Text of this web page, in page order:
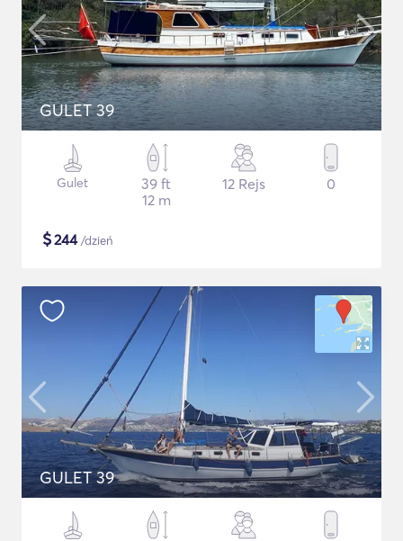
GULET 39
Gulet
39 ft
12 m
12 Rejs 0
$244/dzień
GULET 39